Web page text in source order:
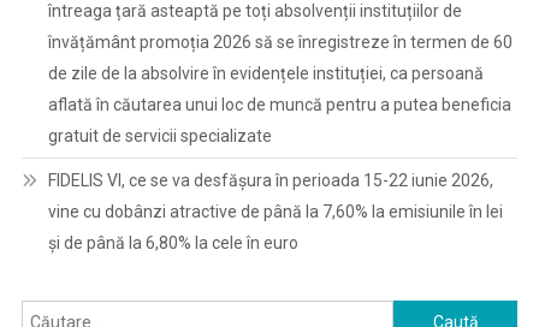
întreaga țară asteaptă pe toți absolvenții instituțiilor de
învățământ promoția 2026 să se înregistreze în termen de 60
de zile de la absolvire în evidențele instituției, ca persoană
aflată în căutarea unui loc de muncă pentru a putea beneficia
gratuit de servicii specializate
FIDELIS VI, ce se va desfășura în perioada 15-22 iunie 2026,
vine cu dobânzi atractive de până la 7,60% la emisiunile în lei
și de până la 6,80% la cele în euro
Caută